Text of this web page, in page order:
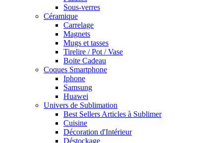
Sous-verres
Céramique
Carrelage
Magnets
Mugs et tasses
Tirelire / Pot / Vase
Boite Cadeau
Coques Smartphone
Iphone
Samsung
Huawei
Univers de Sublimation
Best Sellers Articles à Sublimer
Cuisine
Décoration d'Intérieur
Déstockage